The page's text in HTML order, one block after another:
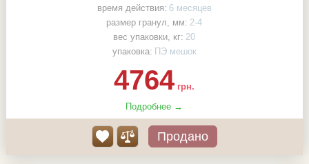
время действия: 6 месяцев
размер гранул, мм: 2-4
вес упаковки, кг: 20
упаковка: ПЭ мешок
4764 грн.
Подробнее →
Продано